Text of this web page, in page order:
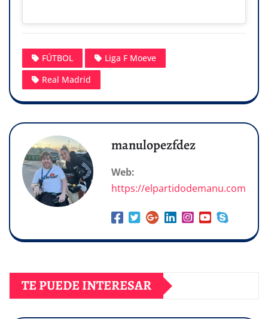
FÚTBOL
Liga F Moeve
Real Madrid
manulopezfdez
Web:
https://elpartidodemanu.com
TE PUEDE INTERESAR